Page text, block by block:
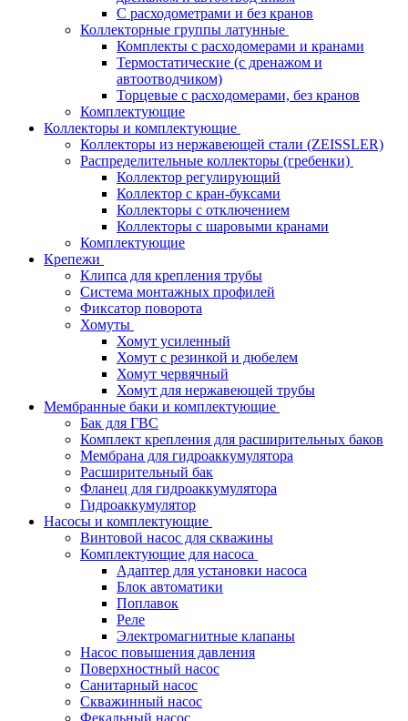
С расходометрами и без кранов
Коллекторные группы латунные
Комплекты с расходомерами и кранами
Термостатические (с дренажом и
автоотводчиком)
Торцевые с расходомерами, без кранов
Комплектующие
Коллекторы и комплектующие
Коллекторы из нержавеющей стали (ZEISSLER)
Распределительные коллекторы (гребенки)
Коллектор регулирующий
Коллектор с кран-буксами
Коллекторы с отключением
Коллекторы с шаровыми кранами
Комплектующие
Крепежи
Клипса для крепления трубы
Система монтажных профилей
Фиксатор поворота
Хомуты
Хомут усиленный
Хомут с резинкой и дюбелем
Хомут червячный
Хомут для нержавеющей трубы
Мембранные баки и комплектующие
Бак для ГВС
Комплект крепления для расширительных баков
Мембрана для гидроаккумулятора
Расширительный бак
Фланец для гидроаккумулятора
Гидроаккумулятор
Насосы и комплектующие
Винтовой насос для скважины
Комплектующие для насоса
Адаптер для установки насоса
Блок автоматики
Поплавок
Реле
Электромагнитные клапаны
Насос повышения давления
Поверхностный насос
Санитарный насос
Скважинный насос
Фекальный насос